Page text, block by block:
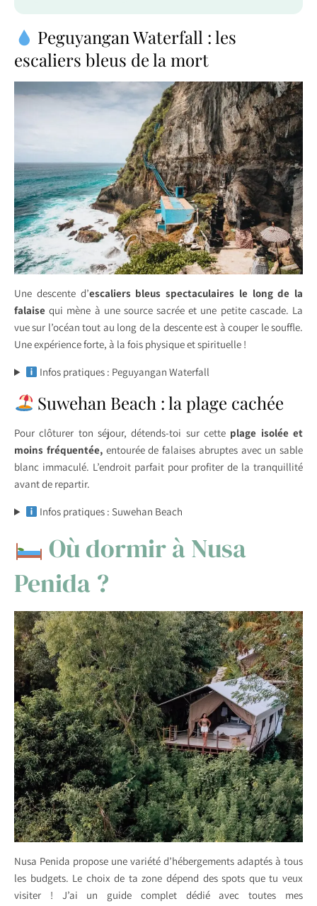
Peguyangan Waterfall : les
escaliers bleus de la mort
Une descente d’escaliers bleus spectaculaires le long de la
falaise qui mène à une source sacrée et une petite cascade. La
vue sur l’océan tout au long de la descente est à couper le souffle.
Une expérience forte, à la fois physique et spirituelle !
Infos pratiques : Peguyangan Waterfall
Suwehan Beach : la plage cachée
Pour clôturer ton séjour, détends-toi sur cette plage isolée et
moins fréquentée,entourée de falaises abruptes avec un sable
blanc immaculé. L’endroit parfait pour profiter de la tranquillité
avant de repartir.
Infos pratiques : Suwehan Beach
Où dormir à Nusa
Penida ?
Nusa Penida propose une variété d’hébergements adaptés à tous
les budgets. Le choix de ta zone dépend des spots que tu veux
visiter ! J’ai un guide complet dédié avec toutes mes